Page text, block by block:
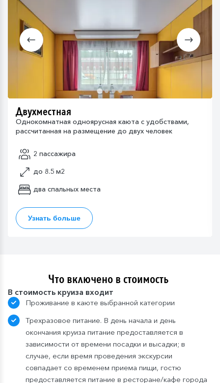
Двухместная
Однокомнатная одноярусная каюта с удобствами,
рассчитанная на размещение до двух человек
2 пассажира
до 8.5 м2
два спальных места
Узнать больше
Что включено в стоимость
В стоимость круиза входит
Проживание в каюте выбранной категории
Трехразовое питание. В день начала и день
окончания круиза питание предоставляется в
зависимости от времени посадки и высадки; в
случае, если время проведения экскурсии
совпадает со временем приема пищи, гостю
предоставляется питание в ресторане/кафе города